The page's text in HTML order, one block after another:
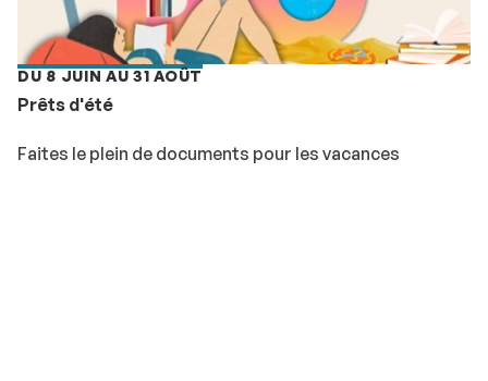
DU 8 JUIN AU 31 AOÛT
Prêts d'été
Faites le plein de documents pour les vacances